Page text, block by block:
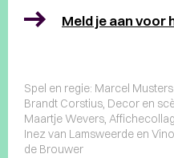
Meld je aan voor
Spel en regie: Marcel
Brandt Corstius, Decor en
Maartje Wevers,
Inez van Lamsweerde en
de Brouwer